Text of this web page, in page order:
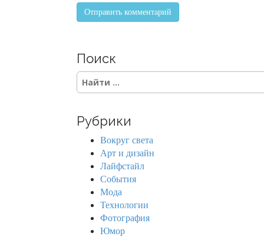
Поиск
S
e
c
Рубрики
Вокруг света
Арт и дизайн
Лайфстайл
События
Мода
Технологии
Фотография
Юмор